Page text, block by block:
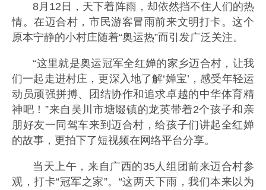
8月12日，天下着阵雨，却依然挡不住人们的热
情。在迈合村，市民游客冒雨前来文明打卡。这个
原本宁静的小村庄随着“奥运热”而引发广泛关注。
“这里就是奥运冠军全红婵的家乡迈合村，让我
们一起走进村庄，更深入地了解‘婵宝’，感受年轻运
动员顽强拼搏、团结协作和追求卓越的中华体育精
神吧！”来自吴川市塘㙍镇的龙英带着2个孩子和亲
朋好友一同驾车来到迈合村，给孩子们讲起全红婵
的故事，更拍下了短视频在网络平台分享。
当天上午，来自广西的35人组团前来迈合村参
观，打卡“冠军之家”。“这两天下雨，我们本来以为